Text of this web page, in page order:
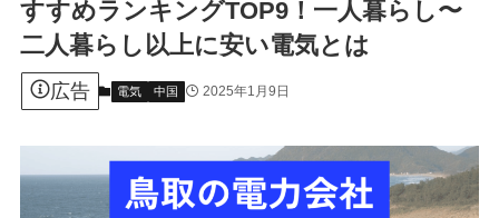
すすめランキングTOP9！一人暮らし〜
二人暮らし以上に安い電気とは
広告 電気 中国 2025年1月9日